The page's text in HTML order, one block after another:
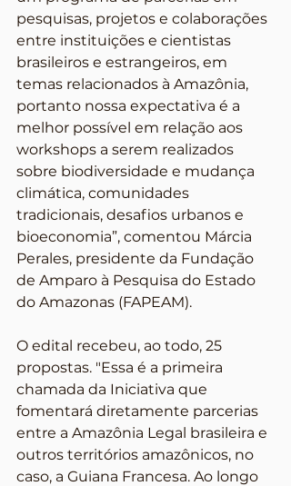
pesquisas, projetos e colaborações
entre instituições e cientistas
brasileiros e estrangeiros, em
temas relacionados à Amazônia,
portanto nossa expectativa é a
melhor possível em relação aos
workshops a serem realizados
sobre biodiversidade e mudança
climática, comunidades
tradicionais, desafios urbanos e
bioeconomia”, comentou Márcia
Perales, presidente da Fundação
de Amparo à Pesquisa do Estado
do Amazonas (FAPEAM).
O edital recebeu, ao todo, 25
propostas. "Essa é a primeira
chamada da Iniciativa que
fomentará diretamente parcerias
entre a Amazônia Legal brasileira e
outros territórios amazônicos, no
caso, a Guiana Francesa. Ao longo